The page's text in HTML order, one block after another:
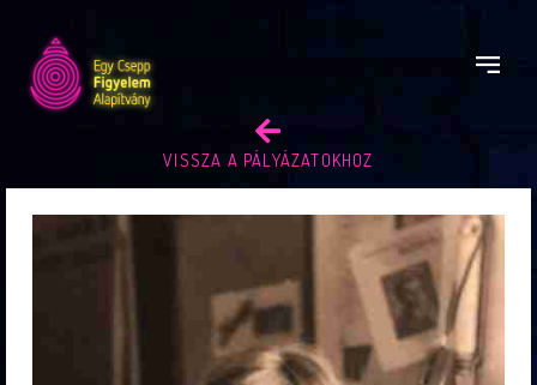
VISSZA A PÁLYÁZATOKHOZ